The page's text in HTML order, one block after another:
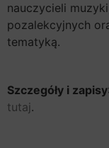
nauczycieli
pozalekcyjnych
tematyką.
Szczegóły i zapisy:
tutaj.